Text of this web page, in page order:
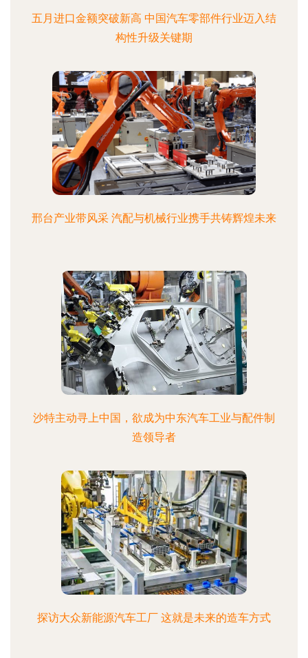
五月进口金额突破新高 中国汽车零部件行业迈入结
构性升级关键期
邢台产业带风采 汽配与机械行业携手共铸辉煌未来
沙特主动寻上中国，欲成为中东汽车工业与配件制
造领导者
探访大众新能源汽车工厂 这就是未来的造车方式